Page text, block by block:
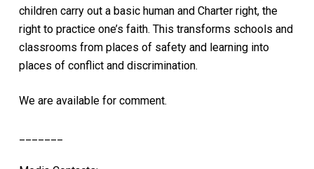
children carry out a basic human and Charter right, the
right to practice one’s faith. This transforms schools and
classrooms from places of safety and learning into
places of conflict and discrimination.
We are available for comment.